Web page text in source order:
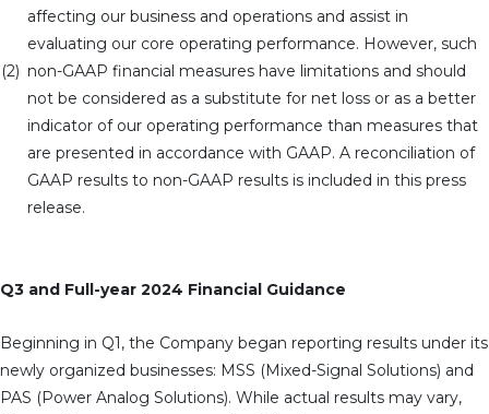
(2)
affecting our business and operations and assist in
evaluating our core operating performance. However, such
non-GAAP financial measures have limitations and should
not be considered as a substitute for net loss or as a better
indicator of our operating performance than measures that
are presented in accordance with GAAP. A reconciliation of
GAAP results to non-GAAP results is included in this press
release.
Q3 and Full-year 2024 Financial Guidance
Beginning in Q1, the Company began reporting results under its
newly organized businesses: MSS (Mixed-Signal Solutions) and
PAS (Power Analog Solutions). While actual results may vary,